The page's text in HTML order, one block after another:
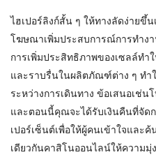
ไฮเปอร์ลิงก์สั้น ๆ ให้ทางลัดง่ายขึ้
โฆษณาเพิ่มประสบการณ์การทำง
การเพิ่มประสิทธิภาพของเซลล์ทำ
และราบรื่นในผลิตภัณฑ์ต่าง ๆ ทำ
ระหว่างการเดินทาง ข้อเสนอเช่
และตอนนี้คุณจะได้รับเงินคืนที่จัด
เปอร์เซ็นต์เพื่อให้ผู้คนเข้าใจและ
เดียวกันคาสิโนออนไลน์ให้ความ